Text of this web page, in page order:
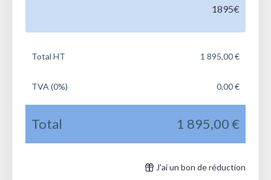
1895€
Total HT 1 895,00 €
TVA (0%) 0,00 €
Total 1 895,00 €
J'ai un bon de réduction